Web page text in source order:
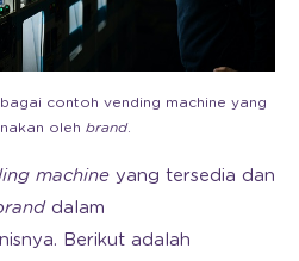
contoh vending machine yang
oleh brand.
machine yang tersedia dan
dalam
Berikut adalah